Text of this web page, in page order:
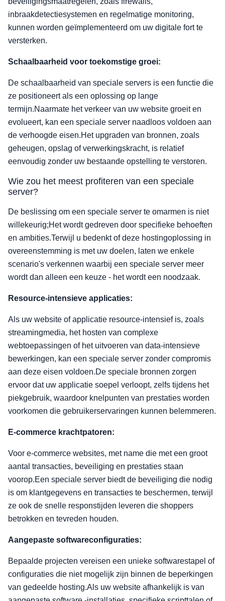
inbraakdetectiesystemen en regelmatige monitoring,
kunnen worden geïmplementeerd om uw digitale fort te
versterken.
Schaalbaarheid voor toekomstige groei:
De schaalbaarheid van speciale servers is een functie die
ze positioneert als een oplossing op lange
termijn.Naarmate het verkeer van uw website groeit en
evolueert, kan een speciale server naadloos voldoen aan
de verhoogde eisen.Het upgraden van bronnen, zoals
geheugen, opslag of verwerkingskracht, is relatief
eenvoudig zonder uw bestaande opstelling te verstoren.
Wie zou het meest profiteren van een speciale
server?
De beslissing om een speciale server te omarmen is niet
willekeurig;Het wordt gedreven door specifieke behoeften
en ambities.Terwijl u bedenkt of deze hostingoplossing in
overeenstemming is met uw doelen, laten we enkele
scenario's verkennen waarbij een speciale server meer
wordt dan alleen een keuze - het wordt een noodzaak.
Resource-intensieve applicaties:
Als uw website of applicatie resource-intensief is, zoals
streamingmedia, het hosten van complexe
webtoepassingen of het uitvoeren van data-intensieve
bewerkingen, kan een speciale server zonder compromis
aan deze eisen voldoen.De speciale bronnen zorgen
ervoor dat uw applicatie soepel verloopt, zelfs tijdens het
piekgebruik, waardoor knelpunten van prestaties worden
voorkomen die gebruikerservaringen kunnen belemmeren.
E-commerce krachtpatoren:
Voor e-commerce websites, met name die met een groot
aantal transacties, beveiliging en prestaties staan
voorop.Een speciale server biedt de beveiliging die nodig
is om klantgegevens en transacties te beschermen, terwijl
ze ook de snelle responstijden leveren die shoppers
betrokken en tevreden houden.
Aangepaste softwareconfiguraties:
Bepaalde projecten vereisen een unieke softwarestapel of
configuraties die niet mogelijk zijn binnen de beperkingen
van gedeelde hosting.Als uw website afhankelijk is van